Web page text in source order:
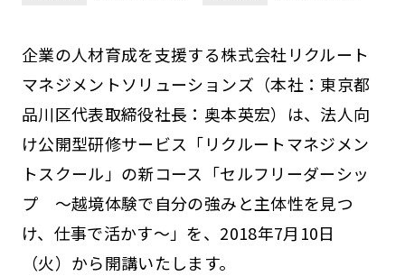
企業の人材育成を支援する株式会社リクルート
マネジメントソリューションズ（本社：東京都
品川区代表取締役社長：奥本英宏）は、法人向
け公開型研修サービス「リクルートマネジメン
トスクール」の新コース「セルフリーダーシッ
プ ～越境体験で自分の強みと主体性を見つ
け、仕事で活かす～」を、2018年7月10日
（火）から開講いたします。